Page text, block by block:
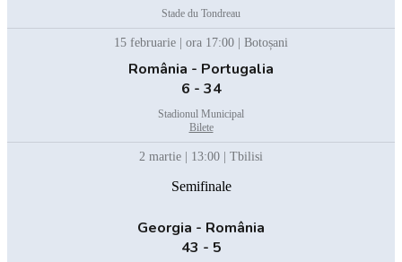
Stade du Tondreau
15 februarie | ora 17:00 | Botoșani
România - Portugalia
6 - 34
Stadionul Municipal
Bilete
2 martie | 13:00 | Tbilisi
Semifinale
Georgia - România
43 - 5